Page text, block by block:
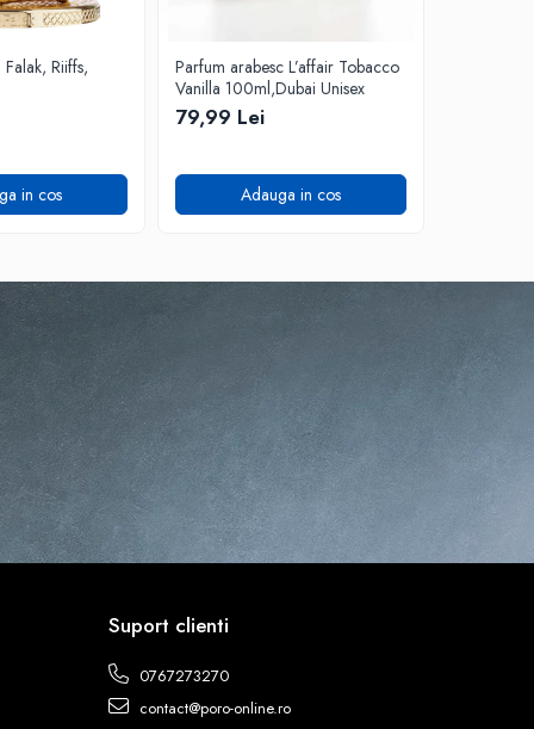
Riiffs,
in cos
Parfum arabesc L’affair Tobacco
Vanilla 100ml,Dubai Unisex
79,99 Lei
Adauga in cos
Suport clienti
0767273270
contact@poro-online.ro